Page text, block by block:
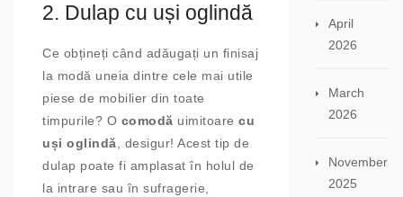
2. Dulap cu uși oglindă
Ce obțineți când adăugați un finisaj
la modă uneia dintre cele mai utile
piese de mobilier din toate
timpurile? O comodă uimitoare cu
uși oglindă, desigur! Acest tip de
dulap poate fi amplasat în holul de
la intrare sau în sufragerie,
April
2026
March
2026
November
2025